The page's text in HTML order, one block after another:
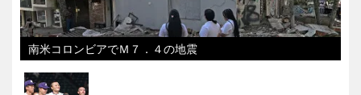
南米コロンビアでＭ７．４の地震